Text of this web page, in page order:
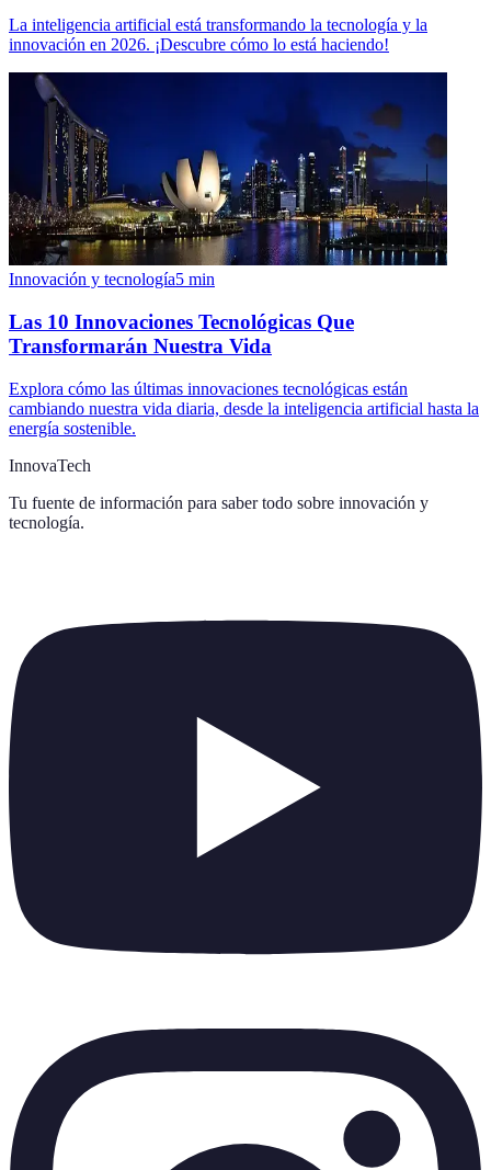
La inteligencia artificial está transformando la tecnología y la
innovación en 2026. ¡Descubre cómo lo está haciendo!
Innovación y tecnología5 min
Las 10 Innovaciones Tecnológicas Que
Transformarán Nuestra Vida
Explora cómo las últimas innovaciones tecnológicas están
cambiando nuestra vida diaria, desde la inteligencia artificial hasta la
energía sostenible.
InnovaTech
Tu fuente de información para saber todo sobre innovación y
tecnología.